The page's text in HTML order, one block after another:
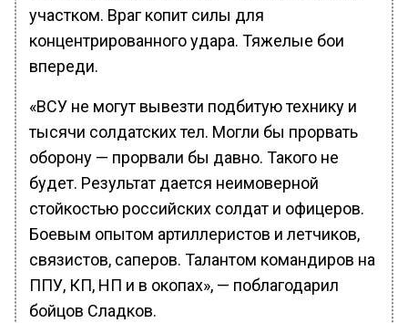
участком. Враг копит силы для
концентрированного удара. Тяжелые бои
впереди.
«ВСУ не могут вывезти подбитую технику и
тысячи солдатских тел. Могли бы прорвать
оборону — прорвали бы давно. Такого не
будет. Результат дается неимоверной
стойкостью российских солдат и офицеров.
Боевым опытом артиллеристов и летчиков,
связистов, саперов. Талантом командиров на
ППУ, КП, НП и в окопах», — поблагодарил
бойцов Сладков.